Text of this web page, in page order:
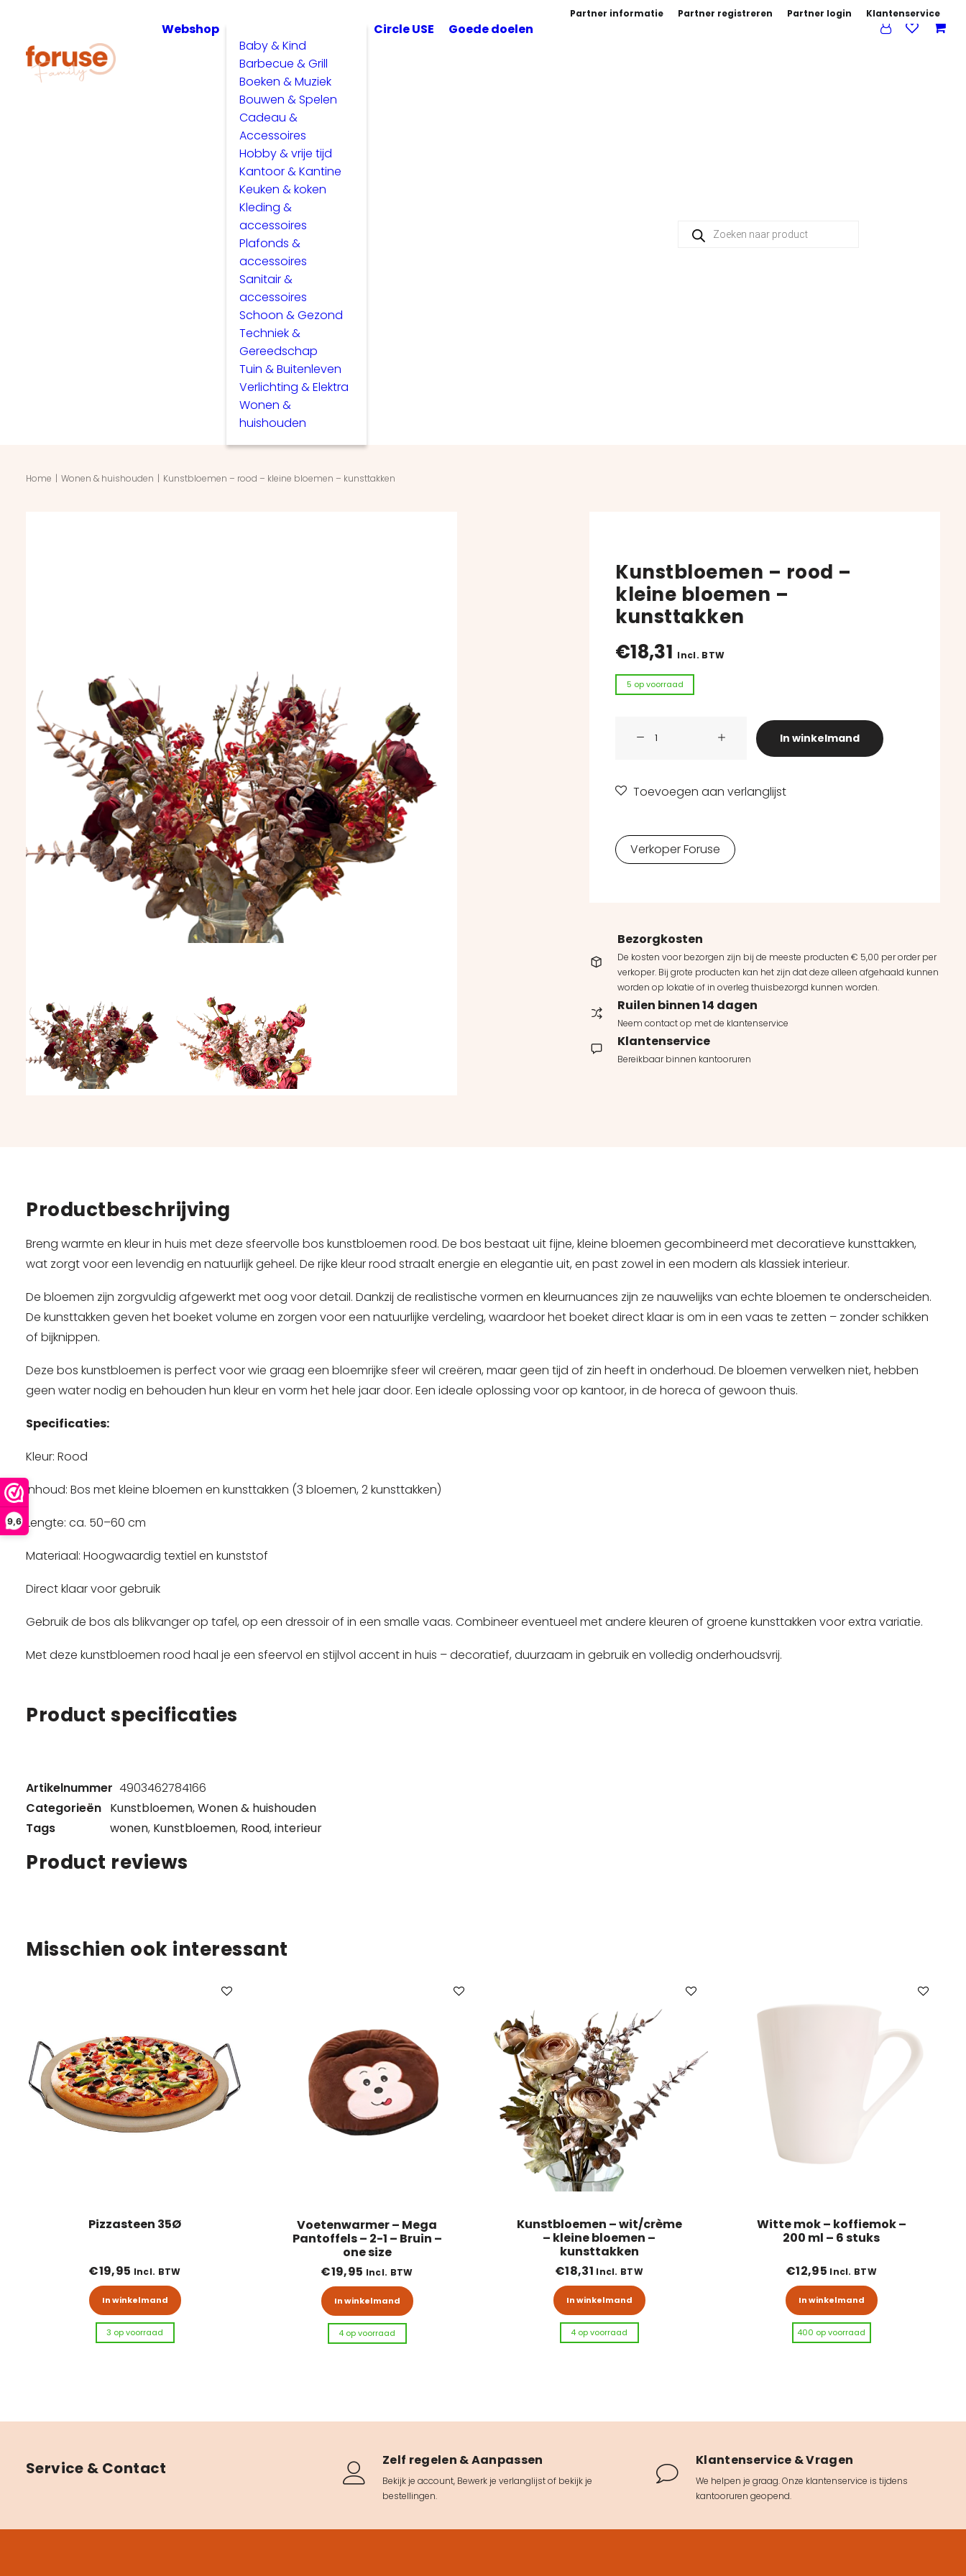
9,6
Partner informatie Partner registreren Partner login Klantenservice
Webshop
Baby & Kind
Barbecue & Grill
Boeken & Muziek
Bouwen & Spelen
Cadeau &
Accessoires
Hobby & vrije tijd
Kantoor & Kantine
Keuken & koken
Kleding &
accessoires
Plafonds &
accessoires
Sanitair &
accessoires
Schoon & Gezond
Techniek &
Gereedschap
Tuin & Buitenleven
Verlichting & Elektra
Wonen &
huishouden
Circle USE Goede doelen
Producten zoeken
Home Wonen & huishouden Kunstbloemen – rood – kleine bloemen – kunsttakken
Kunstbloemen – rood –
kleine bloemen –
kunsttakken
€18,31 Incl. BTW
5 op voorraad
Kunstbloemen - rood - kleine bloemen - kunsttakken aantal
In winkelmand
Toevoegen aan verlanglijst
Verkoper Foruse
Bezorgkosten
De kosten voor bezorgen zijn bij de meeste producten € 5,00 per order per
verkoper. Bij grote producten kan het zijn dat deze alleen afgehaald kunnen
worden op lokatie of in overleg thuisbezorgd kunnen worden.
Ruilen binnen 14 dagen
Neem contact op met de klantenservice
Klantenservice
Bereikbaar binnen kantooruren
Productbeschrijving
Breng warmte en kleur in huis met deze sfeervolle bos kunstbloemen rood. De bos bestaat uit fijne, kleine bloemen gecombineerd met decoratieve kunsttakken,
wat zorgt voor een levendig en natuurlijk geheel. De rijke kleur rood straalt energie en elegantie uit, en past zowel in een modern als klassiek interieur.
De bloemen zijn zorgvuldig afgewerkt met oog voor detail. Dankzij de realistische vormen en kleurnuances zijn ze nauwelijks van echte bloemen te onderscheiden.
De kunsttakken geven het boeket volume en zorgen voor een natuurlijke verdeling, waardoor het boeket direct klaar is om in een vaas te zetten – zonder schikken
of bijknippen.
Deze bos kunstbloemen is perfect voor wie graag een bloemrijke sfeer wil creëren, maar geen tijd of zin heeft in onderhoud. De bloemen verwelken niet, hebben
geen water nodig en behouden hun kleur en vorm het hele jaar door. Een ideale oplossing voor op kantoor, in de horeca of gewoon thuis.
Specificaties:
Kleur: Rood
Inhoud: Bos met kleine bloemen en kunsttakken (3 bloemen, 2 kunsttakken)
Lengte: ca. 50–60 cm
Materiaal: Hoogwaardig textiel en kunststof
Direct klaar voor gebruik
Gebruik de bos als blikvanger op tafel, op een dressoir of in een smalle vaas. Combineer eventueel met andere kleuren of groene kunsttakken voor extra variatie.
Met deze kunstbloemen rood haal je een sfeervol en stijlvol accent in huis – decoratief, duurzaam in gebruik en volledig onderhoudsvrij.
Product specificaties
Artikelnummer 4903462784166
Categorieën Kunstbloemen, Wonen & huishouden
Tags
wonen, Kunstbloemen, Rood, interieur
Product reviews
Misschien ook interessant
Pizzasteen 35Ø
€19,95 Incl. BTW
In winkelmand
3 op voorraad
Voetenwarmer – Mega
Pantoffels – 2-1 – Bruin –
one size
€19,95 Incl. BTW
In winkelmand
4 op voorraad
Kunstbloemen – wit/crème
– kleine bloemen –
kunsttakken
€18,31 Incl. BTW
In winkelmand
4 op voorraad
Witte mok – koffiemok –
200 ml – 6 stuks
€12,95 Incl. BTW
In winkelmand
400 op voorraad
Service & Contact Zelf regelen & Aanpassen
Bekijk je account, Bewerk je verlanglijstof bekijk je
bestellingen.
Klantenservice & Vragen
We helpen je graag. Onze klantenservice is tijdens
kantooruren geopend.